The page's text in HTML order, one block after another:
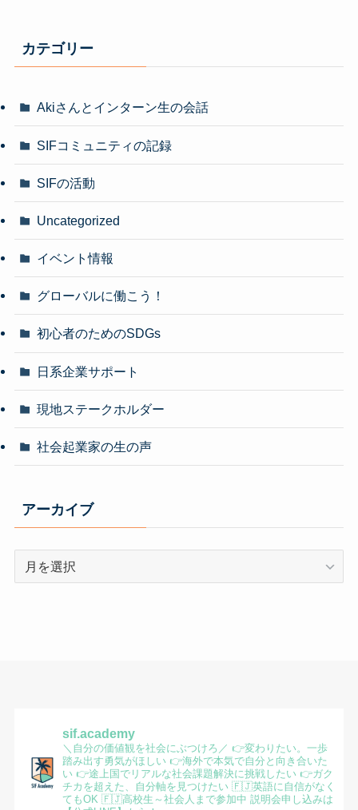
カテゴリー
Akiさんとインターン生の会話
SIFコミュニティの記録
SIFの活動
Uncategorized
イベント情報
グローバルに働こう！
初心者のためのSDGs
日系企業サポート
現地ステークホルダー
社会起業家の生の声
アーカイブ
sif.academy
＼自分の価値観を社会にぶつけろ／ 👉変わりたい。一歩
踏み出す勇気がほしい👉海外で本気で自分と向き合いた
い👉途上国でリアルな社会課題解決に挑戦したい👉ガク
チカを超えた、自分軸を見つけたい🇫🇯英語に自信がなく
てもOK 🇫🇯高校生～社会人まで参加中 説明会申し込みは